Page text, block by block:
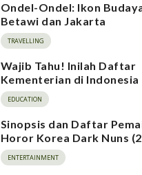
Ondel-Ondel: Ikon
Betawi dan Jakarta
TRAVELLING
Wajib Tahu! Inilah Daftar
Kementerian di Indonesia
EDUCATION
Sinopsis dan Daftar
Horor Korea Dark Nuns
ENTERTAINMENT